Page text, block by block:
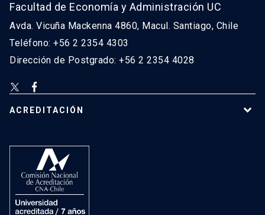
Facultad de Economía y Administración UC
Avda. Vicuña Mackenna 4860, Macul. Santiago, Chile
Teléfono: +56 2 2354 4303
Dirección de Postgrado: +56 2 2354 4028
ACREDITACIÓN